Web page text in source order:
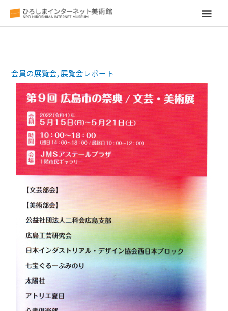
メ
メ
ニ
ュ
ー
会員の展覧会,展覧会レポート